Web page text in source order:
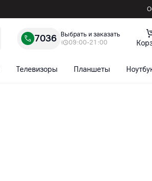
7036
Выбрать и заказать
09:00-21:00
Телевизоры Планшеты